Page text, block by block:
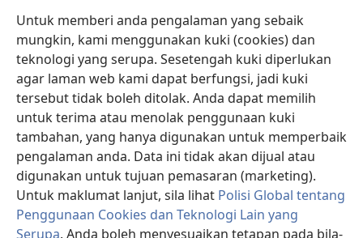
Untuk memberi anda pengalaman yang sebaik
mungkin, kami menggunakan kuki (cookies) dan
teknologi yang serupa. Sesetengah kuki diperlukan
agar laman web kami dapat berfungsi, jadi kuki
tersebut tidak boleh ditolak. Anda dapat memilih
untuk terima atau menolak penggunaan kuki
tambahan, yang hanya digunakan untuk memperbaik
pengalaman anda. Data ini tidak akan dijual atau
digunakan untuk tujuan pemasaran (marketing).
Untuk maklumat lanjut, sila lihat Polisi Global tentang
Penggunaan Cookies dan Teknologi Lain yang
Serupa. Anda boleh menyesuaikan tetapan pada bila-
(membuka
tetingkap
baharu)PERPUSTAKAAN DALAM TALIAN Watchtower
(membuka
tetingkap
baharu)JW Hub ®
(membuka
tetingkap
baharu)
®
Watchtower Library®